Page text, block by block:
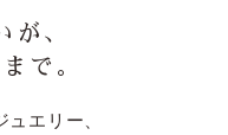
が、
で。
エリー、